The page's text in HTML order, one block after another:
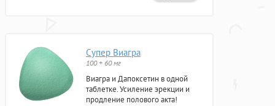
Супер Виагра
100 + 60 мг
Виагра и Дапоксетин в одной
таблетке. Усиление эрекции и
продление полового акта!